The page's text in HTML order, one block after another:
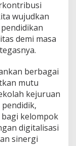
wujudkan
demi masa
berbagai
mutu
kejuruan
kelompok
digitalisasi
sinergi